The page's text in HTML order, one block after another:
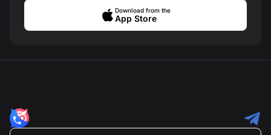
Download from the
App Store